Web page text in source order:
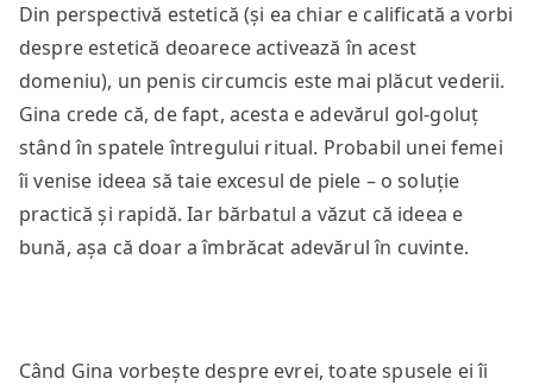
Din perspectivă estetică (și ea chiar e calificată a vorbi
despre estetică deoarece activează în acest
domeniu), un penis circumcis este mai plăcut vederii.
Gina crede că, de fapt, acesta e adevărul gol-goluț
stând în spatele întregului ritual. Probabil unei femei
îi venise ideea să taie excesul de piele – o soluție
practică și rapidă. Iar bărbatul a văzut că ideea e
bună, așa că doar a îmbrăcat adevărul în cuvinte.
Când Gina vorbește despre evrei, toate spusele ei îi